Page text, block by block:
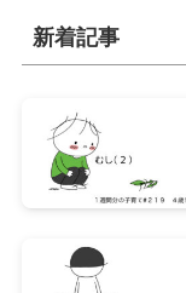
イ
ブ
新着記事